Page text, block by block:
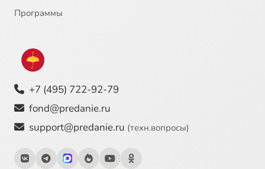
Программы
+7 (495) 722-92-79
fond@predanie.ru
support@predanie.ru (техн.вопросы)